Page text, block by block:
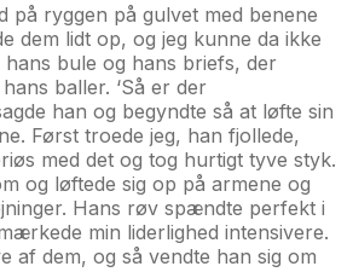
på ryggen på gulvet med benene
dem lidt op, og jeg kunne da ikke
hans bule og hans briefs, der
baller. ‘Så er der
han og begyndte så at løfte sin
Først troede jeg, han fjollede,
med det og tog hurtigt tyve styk.
og løftede sig op på armene og
Hans røv spændte perfekt i
min liderlighed intensivere.
af dem, og så vendte han sig om